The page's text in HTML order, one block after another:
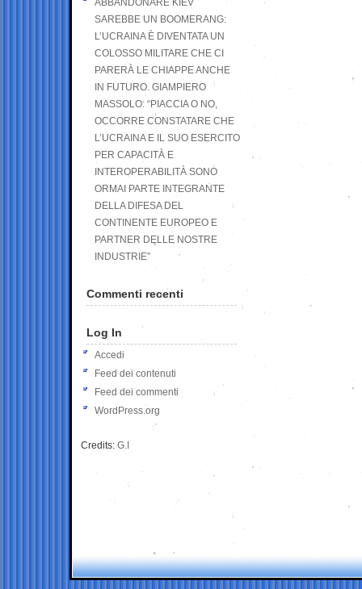
ABBANDONARE KIEV
SAREBBE UN BOOMERANG:
L’UCRAINA È DIVENTATA UN
COLOSSO MILITARE CHE CI
PARERÀ LE CHIAPPE ANCHE
IN FUTURO. GIAMPIERO
MASSOLO: “PIACCIA O NO,
OCCORRE CONSTATARE CHE
L’UCRAINA E IL SUO ESERCITO
PER CAPACITÀ E
INTEROPERABILITÀ SONO
ORMAI PARTE INTEGRANTE
DELLA DIFESA DEL
CONTINENTE EUROPEO E
PARTNER DELLE NOSTRE
INDUSTRIE”
Commenti recenti
Log In
Accedi
Feed dei contenuti
Feed dei commenti
WordPress.org
Credits: G.I